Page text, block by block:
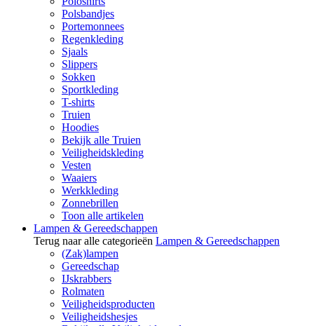
Polsbandjes
Portemonnees
Regenkleding
Sjaals
Slippers
Sokken
Sportkleding
T-shirts
Truien
Hoodies
Bekijk alle Truien
Veiligheidskleding
Vesten
Waaiers
Werkkleding
Zonnebrillen
Toon alle artikelen
Lampen & Gereedschappen
Terug naar alle categorieën Lampen & Gereedschappen
(Zak)lampen
Gereedschap
IJskrabbers
Rolmaten
Veiligheidsproducten
Veiligheidshesjes